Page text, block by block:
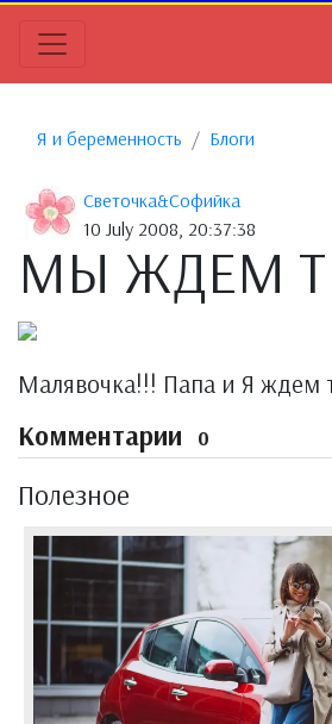
Я и беременность Блоги
Светочка&Софийка
10 July 2008, 20:37:38
МЫ ЖДЕМ
Малявочка!!! Папа и Я ждем
Комментарии 0
Полезное